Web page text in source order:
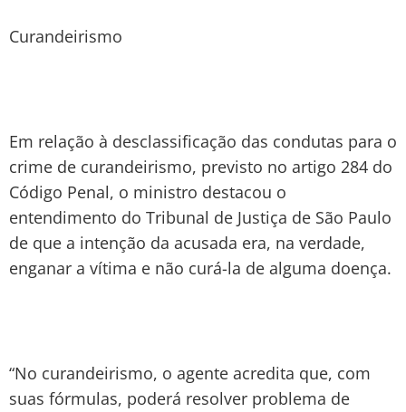
Curandeirismo
Em relação à desclassificação das condutas para o
crime de curandeirismo, previsto no artigo 284 do
Código Penal, o ministro destacou o
entendimento do Tribunal de Justiça de São Paulo
de que a intenção da acusada era, na verdade,
enganar a vítima e não curá-la de alguma doença.
“No curandeirismo, o agente acredita que, com
suas fórmulas, poderá resolver problema de